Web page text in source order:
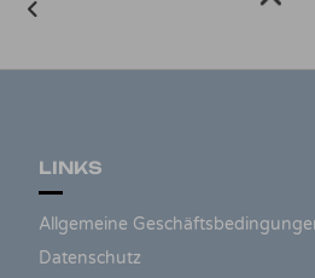
LINKS
Allgemeine
Datenschutz